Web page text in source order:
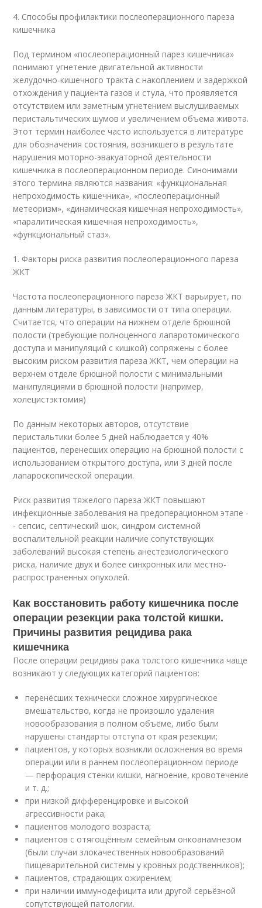
4. Способы профилактики послеоперационного пареза
кишечника
Под термином «послеоперационный парез кишечника»
понимают угнетение двигательной активности
желудочно-кишечного тракта с накоплением и задержкой
отхождения у пациента газов и стула, что проявляется
отсутствием или заметным угнетением выслушиваемых
перистальтических шумов и увеличением объема живота.
Этот термин наиболее часто используется в литературе
для обозначения состояния, возникшего в результате
нарушения моторно-эвакуаторной деятельности
кишечника в послеоперационном периоде. Синонимами
этого термина являются названия: «функциональная
непроходимость кишечника», «послеоперационный
метеоризм», «динамическая кишечная непроходимость»,
«паралитическая кишечная непроходимость»,
«функциональный стаз».
1. Факторы риска развития послеоперационного пареза
ЖКТ
Частота послеоперационного пареза ЖКТ варьирует, по
данным литературы, в зависимости от типа операции.
Считается, что операции на нижнем отделе брюшной
полости (требующие полноценного лапаротомического
доступа и манипуляций с кишкой) сопряжены с более
высоким риском развития пареза ЖКТ, чем операции на
верхнем отделе брюшной полости с минимальными
манипуляциями в брюшной полости (например,
холецистэктомия)
По данным некоторых авторов, отсутствие
перистальтики более 5 дней наблюдается у 40%
пациентов, перенесших операцию на брюшной полости с
использованием открытого доступа, или 3 дней после
лапароскопической операции.
Риск развития тяжелого пареза ЖКТ повышают
инфекционные заболевания на предоперационном этапе -
- сепсис, септический шок, синдром системной
воспалительной реакции наличие сопутствующих
заболеваний высокая степень анестезиологического
риска, наличие двух и более синхронных или местно-
распространенных опухолей.
Как восстановить работу кишечника после
операции резекции рака толстой кишки.
Причины развития рецидива рака
кишечника
После операции рецидивы рака толстого кишечника чаще
возникают у следующих категорий пациентов:
перенёсших технически сложное хирургическое
вмешательство, когда не произошло удаления
новообразования в полном объёме, либо были
нарушены стандарты отступа от края резекции;
пациентов, у которых возникли осложнения во время
операции или в раннем послеоперационном периоде
— перфорация стенки кишки, нагноение, кровотечение
и т. д.;
при низкой дифференцировке и высокой
агрессивности рака;
пациентов молодого возраста;
пациентов с отягощённым семейным онкоанамнезом
(были случаи злокачественных новообразований
пищеварительной системы у кровных родственников);
пациентов, страдающих ожирением;
при наличии иммунодефицита или другой серьёзной
сопутствующей патологии.